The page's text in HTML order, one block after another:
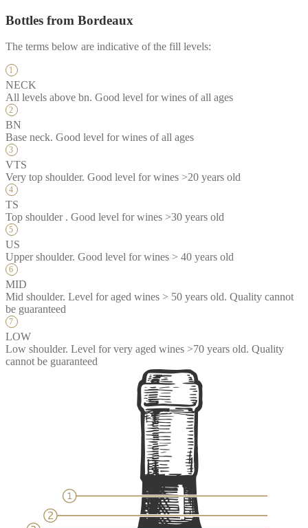
Bottles from Bordeaux
The terms below are indicative of the fill levels:
NECK
All levels above bn. Good level for wines of all ages
BN
Base neck. Good level for wines of all ages
VTS
Very top shoulder. Good level for wines >20 years old
TS
Top shoulder . Good level for wines >30 years old
US
Upper shoulder. Good level for wines > 40 years old
MID
Mid shoulder. Level for aged wines > 50 years old. Quality cannot
be guaranteed
LOW
Low shoulder. Level for very aged wines >70 years old. Quality
cannot be guaranteed